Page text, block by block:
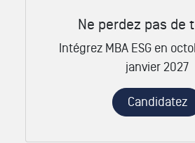
Ne perdez pas de
Intégrez MBA ESG en
janvier 2027
Candidatez